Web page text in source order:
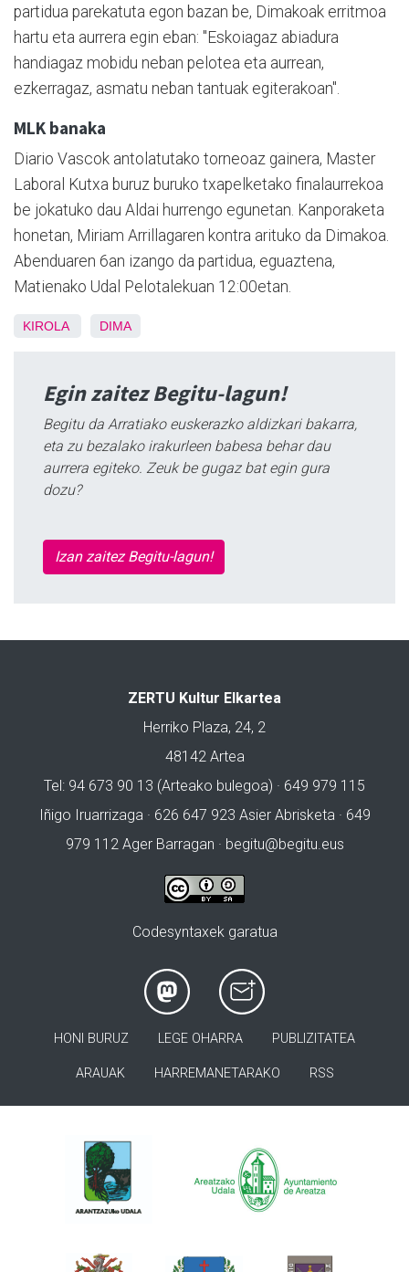
partidua parekatuta egon bazan be, Dimakoak erritmoa
hartu eta aurrera egin eban: "Eskoiagaz abiadura
handiagaz mobidu neban pelotea eta aurrean,
ezkerragaz, asmatu neban tantuak egiterakoan".
MLK banaka
Diario Vascok antolatutako torneoaz gainera, Master
Laboral Kutxa buruz buruko txapelketako finalaurrekoa
be jokatuko dau Aldai hurrengo egunetan. Kanporaketa
honetan, Miriam Arrillagaren kontra arituko da Dimakoa.
Abenduaren 6an izango da partidua, eguaztena,
Matienako Udal Pelotalekuan 12:00etan.
KIROLA DIMA
Egin zaitez Begitu-lagun!
Begitu da Arratiako euskerazko aldizkari bakarra,
eta zu bezalako irakurleen babesa behar dau
aurrera egiteko. Zeuk be gugaz bat egin gura
dozu?
Izan zaitez Begitu-lagun!
ZERTU Kultur Elkartea
Herriko Plaza, 24, 2
48142 Artea
Tel: 94 673 90 13 (Arteako bulegoa) · 649 979 115
Iñigo Iruarrizaga · 626 647 923 Asier Abrisketa · 649
979 112 Ager Barragan · begitu@begitu.eus
Codesyntaxek garatua
HONI BURUZ LEGE OHARRA PUBLIZITATEA
ARAUAK HARREMANETARAKO RSS